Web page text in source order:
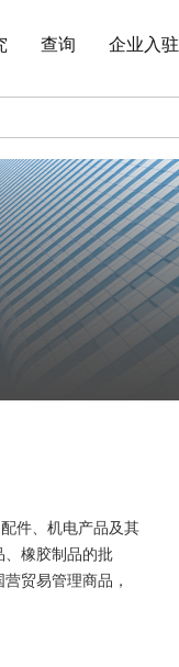
查询 企业入驻
件、机电产品及其
、橡胶制品的批
贸易管理商品，